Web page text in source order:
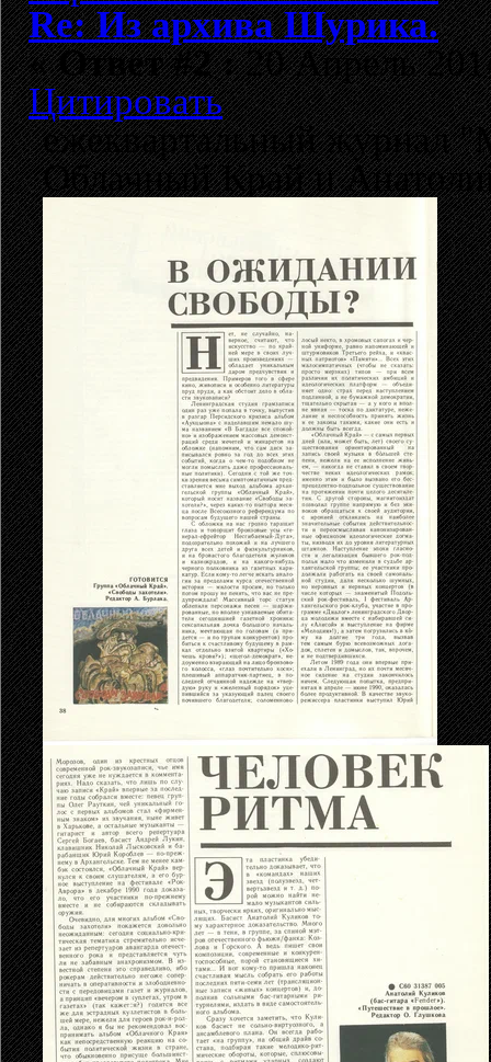
Re: Из архива Шурика.
«Ответ #2 :20 Апрель
Цитировать
ежеквартальный журнал
Облачный Край и